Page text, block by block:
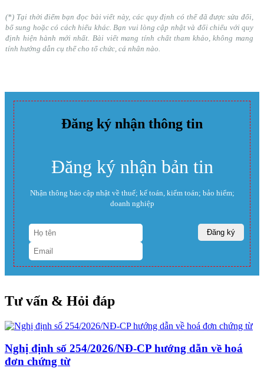
(*) Tại thời điểm bạn đọc bài viết này, các quy định có thể đã được sửa đổi,
bổ sung hoặc có cách hiểu khác. Bạn vui lòng cập nhật và đối chiếu với quy
định hiện hành mới nhất. Bài viết mang tính chất tham khảo, không mang
tính hướng dẫn cụ thể cho tổ chức, cá nhân nào.
Đăng ký nhận thông tin
Đăng ký nhận bản tin
Nhận thông báo cập nhật về thuế; kế toán, kiểm toán; bảo hiểm;
doanh nghiệp
Tư vấn & Hỏi đáp
Nghị định số 254/2026/NĐ-CP hướng dẫn về hoá
đơn chứng từ